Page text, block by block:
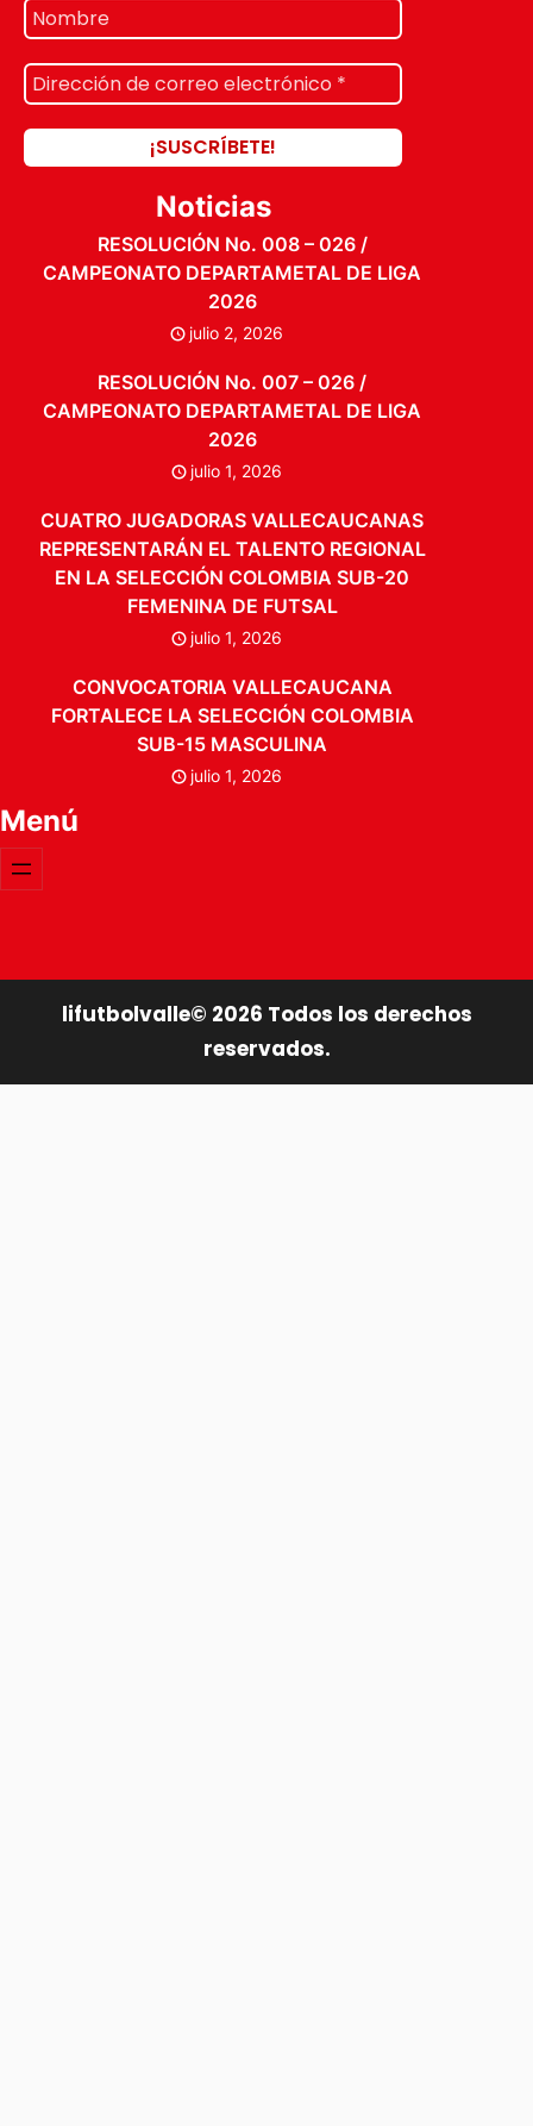
Noticias
RESOLUCIÓN No. 008 – 026 /
CAMPEONATO DEPARTAMETAL DE LIGA
2026
julio 2, 2026
RESOLUCIÓN No. 007 – 026 /
CAMPEONATO DEPARTAMETAL DE LIGA
2026
julio 1, 2026
CUATRO JUGADORAS VALLECAUCANAS
REPRESENTARÁN EL TALENTO REGIONAL
EN LA SELECCIÓN COLOMBIA SUB-20
FEMENINA DE FUTSAL
julio 1, 2026
CONVOCATORIA VALLECAUCANA
FORTALECE LA SELECCIÓN COLOMBIA
SUB-15 MASCULINA
julio 1, 2026
Menú
lifutbolvalle© 2026 Todos los derechos
reservados.